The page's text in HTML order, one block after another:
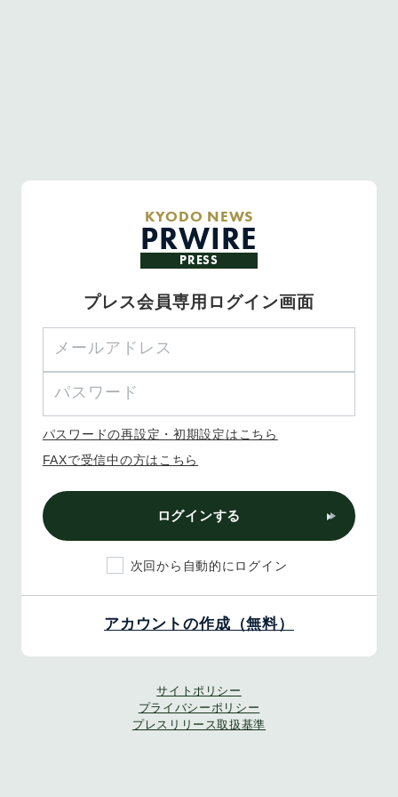
KYODO NEWS
PRWIRE
PRESS
プレス会員専用ログイン画面
パスワードの再設定・初期設定はこちら
FAXで受信中の方はこちら
ログインする
次回から自動的にログイン
アカウントの作成（無料）
サイトポリシー
プライバシーポリシー
プレスリリース取扱基準